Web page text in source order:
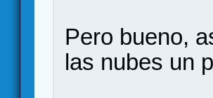
Pero bueno,
las nubes un